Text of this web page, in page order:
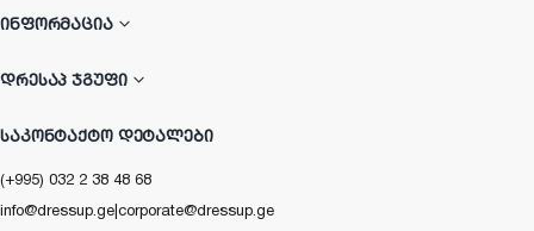
ᲘᲜᲤᲝᲠᲛᲐᲪᲘᲐ
ᲓᲠᲔᲡᲐᲞ ᲯᲒᲣᲤᲘ
ᲡᲐᲙᲝᲜᲢᲐᲥᲢᲝ ᲓᲔᲢᲐᲚᲔᲑᲘ
(+995) 032 2 38 48 68
info@dressup.ge|corporate@dressup.ge